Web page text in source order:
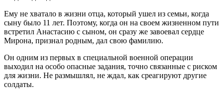
Ему не хватало в жизни отца, который ушел из семьи, когда
сыну было 11 лет. Поэтому, когда он на своем жизненном пути
встретил Анастасию с сыном, он сразу же завоевал сердце
Мирона, признал родным, дал свою фамилию.
Он одним из первых в специальной военной операции
выходил на особо опасные задания, точно связанные с риском
для жизни. Не размышлял, не ждал, как среагируют другие
солдаты.